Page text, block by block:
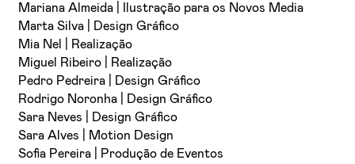
Mariana Almeida | Ilustração para os Novos Media
Marta Silva | Design Gráfico
Mia Nel | Realização
Miguel Ribeiro | Realização
Pedro Pedreira | Design Gráfico
Rodrigo Noronha | Design Gráfico
Sara Neves | Design Gráfico
Sara Alves | Motion Design
Sofia Pereira | Produção de Eventos